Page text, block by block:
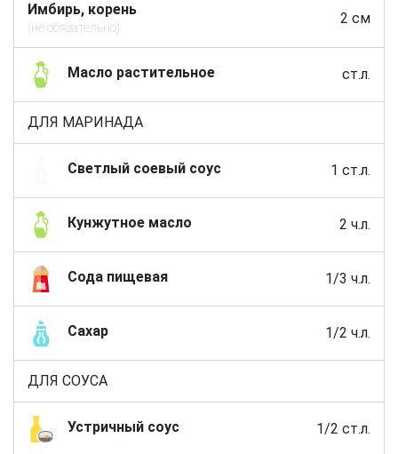
Имбирь, корень
(не обязательно)
2 см
Масло растительное ст.л.
ДЛЯ МАРИНАДА
Светлый соевый соус 1 ст.л.
Кунжутное масло 2 ч.л.
Сода пищевая 1/3 ч.л.
Сахар 1/2 ч.л.
ДЛЯ СОУСА
Устричный соус 1/2 ст.л.